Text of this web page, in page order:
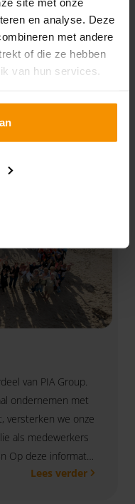
en analyse. Deze
met andere
of die ze hebben
van hun services.
jouw
met
band opbouwen
van PIA Group.
ondernemen met
versterken we onze
als medewerkers
Op deze informatie
hebt om op de
Lees verder